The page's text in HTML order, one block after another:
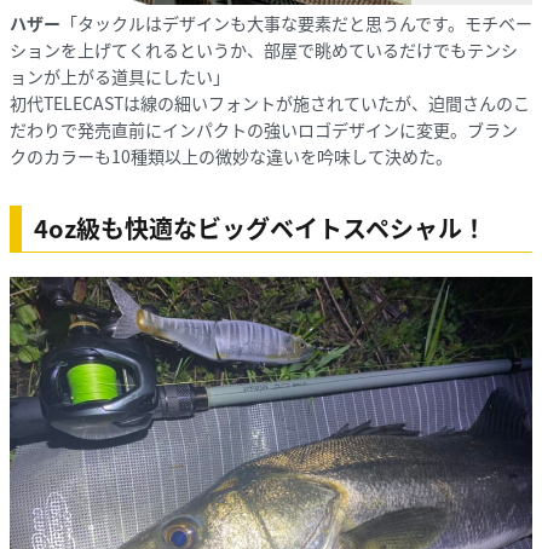
ハザー 「タックルはデザインも大事な要素だと思うんです。モチベー
ションを上げてくれるというか、部屋で眺めているだけでもテンシ
ョンが上がる道具にしたい」
初代TELECASTは線の細いフォントが施されていたが、迫間さんのこ
だわりで発売直前にインパクトの強いロゴデザインに変更。ブラン
クのカラーも10種類以上の微妙な違いを吟味して決めた。
4oz級も快適なビッグベイトスペシャル！